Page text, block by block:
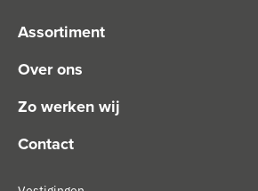
Assortiment
Over ons
Zo werken wij
Contact